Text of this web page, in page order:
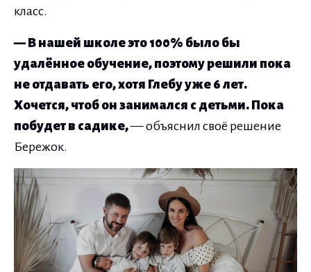
класс.
— В нашей школе это 100% было бы
удалённое обучение, поэтому решили пока
не отдавать его, хотя Глебу уже 6 лет.
Хочется, чтоб он занимался с детьми. Пока
побудет в садике,— объяснил своё решение
Бережок.